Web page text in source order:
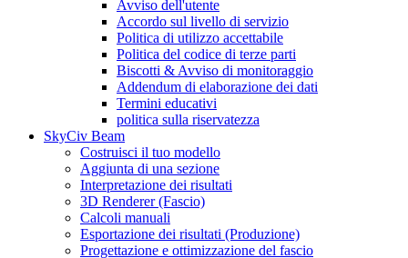
Avviso dell'utente
Accordo sul livello di servizio
Politica di utilizzo accettabile
Politica del codice di terze parti
Biscotti & Avviso di monitoraggio
Addendum di elaborazione dei dati
Termini educativi
politica sulla riservatezza
SkyCiv Beam
Costruisci il tuo modello
Aggiunta di una sezione
Interpretazione dei risultati
3D Renderer (Fascio)
Calcoli manuali
Esportazione dei risultati (Produzione)
Progettazione e ottimizzazione del fascio